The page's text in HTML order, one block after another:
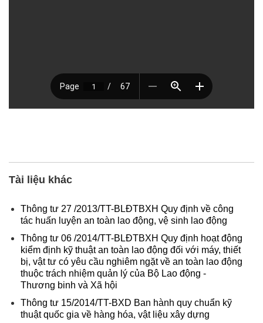
Tài liệu khác
Thông tư 27 /2013/TT-BLĐTBXH Quy định về công
tác huấn luyện an toàn lao động, vệ sinh lao động
Thông tư 06 /2014/TT-BLĐTBXH Quy định hoạt động
kiểm định kỹ thuật an toàn lao động đối với máy, thiết
bị, vật tư có yêu cầu nghiêm ngặt về an toàn lao động
thuộc trách nhiệm quản lý của Bộ Lao động -
Thương binh và Xã hội
Thông tư 15/2014/TT-BXD Ban hành quy chuẩn kỹ
thuật quốc gia về hàng hóa, vật liệu xây dựng